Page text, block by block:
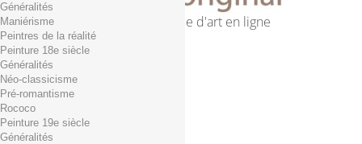
Première librairie d'art en ligne
Panier (vide)
Aucun produit
0,01€ dès 29€ d'achat
0,00 € Total
Commander
Généralités
Maniérisme
Peintres de la réalité
Peinture 18e siècle
Généralités
Néo-classicisme
Pré-romantisme
Rococo
Peinture 19e siècle
Généralités